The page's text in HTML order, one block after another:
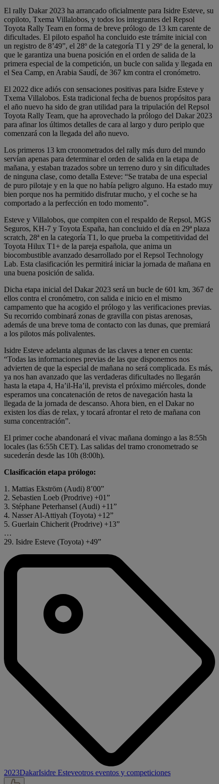
El rally Dakar 2023 ha arrancado oficialmente para Isidre Esteve, su
copiloto, Txema Villalobos, y todos los integrantes del Repsol
Toyota Rally Team en forma de breve prólogo de 13 km carente de
dificultades. El piloto español ha concluido este trámite inicial con
un registro de 8’49”, el 28º de la categoría T1 y 29º de la general, lo
que le garantiza una buena posición en el orden de salida de la
primera especial de la competición, un bucle con salida y llegada en
el Sea Camp, en Arabia Saudí, de 367 km contra el cronómetro.
El 2022 dice adiós con sensaciones positivas para Isidre Esteve y
Txema Villalobos. Esta tradicional fecha de buenos propósitos para
el año nuevo ha sido de gran utilidad para la tripulación del Repsol
Toyota Rally Team, que ha aprovechado la prólogo del Dakar 2023
para afinar los últimos detalles de cara al largo y duro periplo que
comenzará con la llegada del año nuevo.
Los primeros 13 km cronometrados del rally más duro del mundo
servían apenas para determinar el orden de salida en la etapa de
mañana, y estaban trazados sobre un terreno duro y sin dificultades
de ninguna clase, como detalla Esteve: “Se trataba de una especial
de puro pilotaje y en la que no había peligro alguno. Ha estado muy
bien porque nos ha permitido disfrutar mucho, y el coche se ha
comportado a la perfección en todo momento”.
Esteve y Villalobos, que compiten con el respaldo de Repsol, MGS
Seguros, KH-7 y Toyota España, han concluido el día en 29ª plaza
scratch, 28ª en la categoría T1, lo que prueba la competitividad del
Toyota Hilux T1+ de la pareja española, que anima un
biocombustible avanzado desarrollado por el Repsol Technology
Lab. Esta clasificación les permitirá iniciar la jornada de mañana en
una buena posición de salida.
Dicha etapa inicial del Dakar 2023 será un bucle de 601 km, 367 de
ellos contra el cronómetro, con salida e inicio en el mismo
campamento que ha acogido el prólogo y las verificaciones previas.
Su recorrido combinará zonas de gravilla con pistas arenosas,
además de una breve toma de contacto con las dunas, que premiará
a los pilotos más polivalentes.
Isidre Esteve adelanta algunas de las claves a tener en cuenta:
“Todas las informaciones previas de las que disponemos nos
advierten de que la especial de mañana no será complicada. Es más,
ya nos han avanzado que las verdaderas dificultades no llegarán
hasta la etapa 4, Ha’il-Ha’il, prevista el próximo miércoles, donde
esperamos una concatenación de retos de navegación hasta la
llegada de la jornada de descanso. Ahora bien, en el Dakar no
existen los días de relax, y tocará afrontar el reto de mañana con
suma concentración”.
El primer coche abandonará el vivac mañana domingo a las 8:55h
locales (las 6:55h CET). Las salidas del tramo cronometrado se
sucederán desde las 10h (8:00h).
Clasificación etapa prólogo:
1. Mattias Ekström (Audi) 8’00”
2. Sebastien Loeb (Prodrive) +01”
3. Stéphane Peterhansel (Audi) +11”
4. Nasser Al-Attiyah (Toyota) +12”
5. Guerlain Chicherit (Prodrive) +13”
…
29. Isidre Esteve (Toyota) +49”
2023DakarIsidre Esteveotros eventos y competiciones